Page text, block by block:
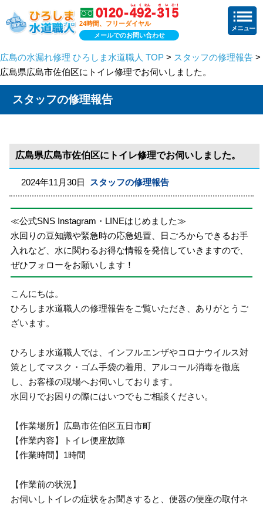
24時間、フリーダイヤル
メールでのお問い合わせ
広島の水漏れ修理 ひろしま水道職人 TOP > スタッフの修理報告 >
広島県広島市佐伯区にトイレ修理でお伺いしました。
スタッフの修理報告
広島県広島市佐伯区にトイレ修理でお伺いしました。
2024年11月30日 スタッフの修理報告
≪公式SNS Instagram・LINEはじめました≫
水回りの豆知識や緊急時の応急処置、日ごろからできるお手
入れなど、水に関わるお得な情報を発信していきますので、
ぜひフォローをお願いします！
こんにちは。
ひろしま水道職人の修理報告をご覧いただき、ありがとうご
ざいます。
ひろしま水道職人では、インフルエンザやコロナウイルス対
策としてマスク・ゴム手袋の着用、アルコール消毒を徹底
し、お客様の現場へお伺いしております。
水回りでお困りの際にはいつでもご相談ください。
【作業場所】広島市佐伯区五日市町
【作業内容】トイレ便座故障
【作業時間】1時間
【作業前の状況】
お伺いしトイレの症状をお聞きすると、便器の便座の取付ネ